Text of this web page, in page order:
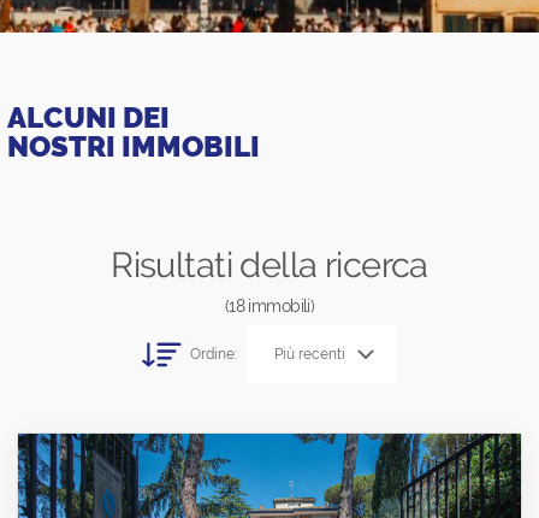
ALCUNI DEI
NOSTRI IMMOBILI
Risultati della ricerca
(18 immobili)
Ordine: Più recenti